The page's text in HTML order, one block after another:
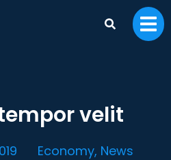
velit
Economy, News